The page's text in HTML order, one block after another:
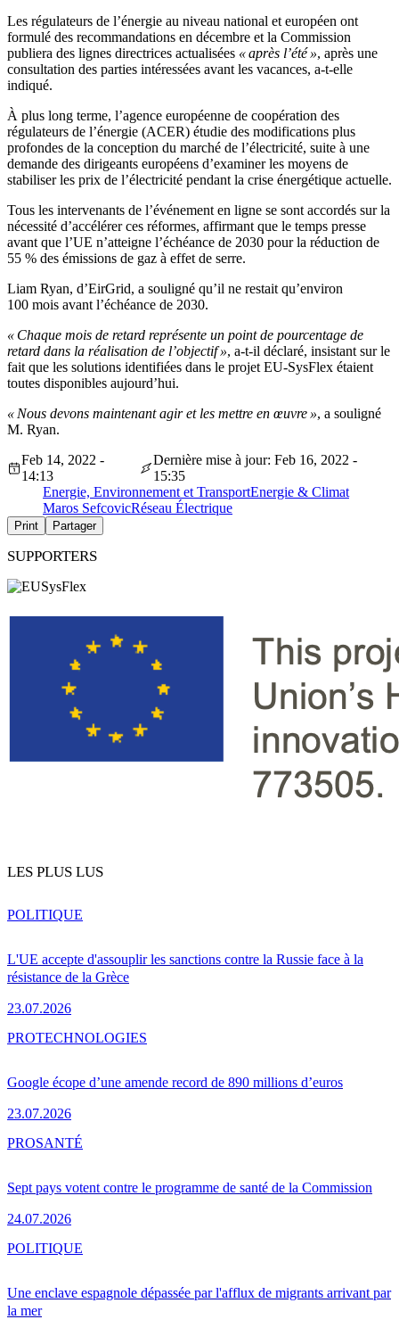
Les régulateurs de l’énergie au niveau national et européen ont
formulé des recommandations en décembre et la Commission
publiera des lignes directrices actualisées « après l’été », après une
consultation des parties intéressées avant les vacances, a-t-elle
indiqué.
À plus long terme, l’agence européenne de coopération des
régulateurs de l’énergie (ACER) étudie des modifications plus
profondes de la conception du marché de l’électricité, suite à une
demande des dirigeants européens d’examiner les moyens de
stabiliser les prix de l’électricité pendant la crise énergétique actuelle.
Tous les intervenants de l’événement en ligne se sont accordés sur la
nécessité d’accélérer ces réformes, affirmant que le temps presse
avant que l’UE n’atteigne l’échéance de 2030 pour la réduction de
55 % des émissions de gaz à effet de serre.
Liam Ryan, d’EirGrid, a souligné qu’il ne restait qu’environ
100 mois avant l’échéance de 2030.
« Chaque mois de retard représente un point de pourcentage de
retard dans la réalisation de l’objectif », a-t-il déclaré, insistant sur le
fait que les solutions identifiées dans le projet EU-SysFlex étaient
toutes disponibles aujourd’hui.
« Nous devons maintenant agir et les mettre en œuvre », a souligné
M. Ryan.
Feb 14, 2022 -
14:13
Dernière mise à jour: Feb 16, 2022 -
15:35
Energie, Environnement et TransportEnergie & Climat
Maros SefcovicRéseau Électrique
Print Partager
SUPPORTERS
LES PLUS LUS
L'UE accepte d'assouplir les sanctions contre la Russie face à la
résistance de la Grèce
23.07.2026
POLITIQUE
Google écope d’une amende record de 890 millions d’euros
23.07.2026
PROTECHNOLOGIES
Sept pays votent contre le programme de santé de la Commission
24.07.2026
PROSANTÉ
Une enclave espagnole dépassée par l'afflux de migrants arrivant par
la mer
POLITIQUE